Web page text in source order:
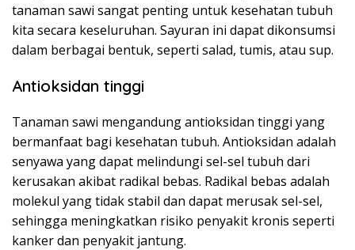
tanaman sawi sangat penting untuk kesehatan tubuh
kita secara keseluruhan. Sayuran ini dapat dikonsumsi
dalam berbagai bentuk, seperti salad, tumis, atau sup.
Antioksidan tinggi
Tanaman sawi mengandung antioksidan tinggi yang
bermanfaat bagi kesehatan tubuh. Antioksidan adalah
senyawa yang dapat melindungi sel-sel tubuh dari
kerusakan akibat radikal bebas. Radikal bebas adalah
molekul yang tidak stabil dan dapat merusak sel-sel,
sehingga meningkatkan risiko penyakit kronis seperti
kanker dan penyakit jantung.